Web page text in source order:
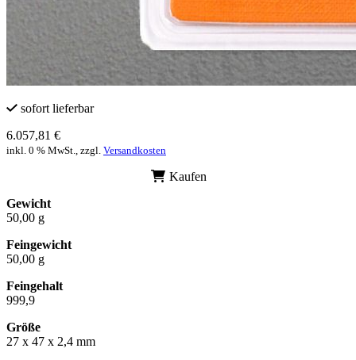
sofort lieferbar
6.057,81 €
inkl. 0 % MwSt., zzgl. Versandkosten
Kaufen
Gewicht
50,00 g
Feingewicht
50,00 g
Feingehalt
999,9
Größe
27 x 47 x 2,4 mm